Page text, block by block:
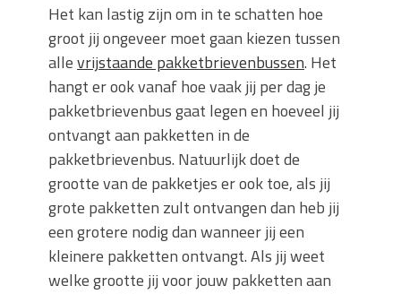
Het kan lastig zijn om in te schatten hoe
groot jij ongeveer moet gaan kiezen tussen
allevrijstaande pakketbrievenbussen. Het
hangt er ook vanaf hoe vaak jij per dag je
pakketbrievenbus gaat legen en hoeveel jij
ontvangt aan pakketten in de
pakketbrievenbus. Natuurlijk doet de
grootte van de pakketjes er ook toe, als jij
grote pakketten zult ontvangen dan heb jij
een grotere nodig dan wanneer jij een
kleinere pakketten ontvangt. Als jij weet
welke grootte jij voor jouw pakketten aan